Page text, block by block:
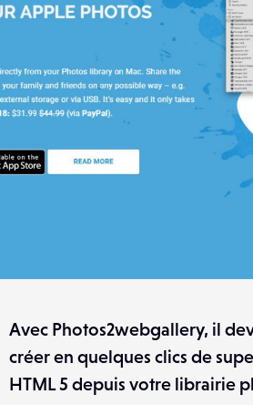
Avec Photos2webgallery, il
créer en quelques clics de
HTML 5 depuis votre librairie